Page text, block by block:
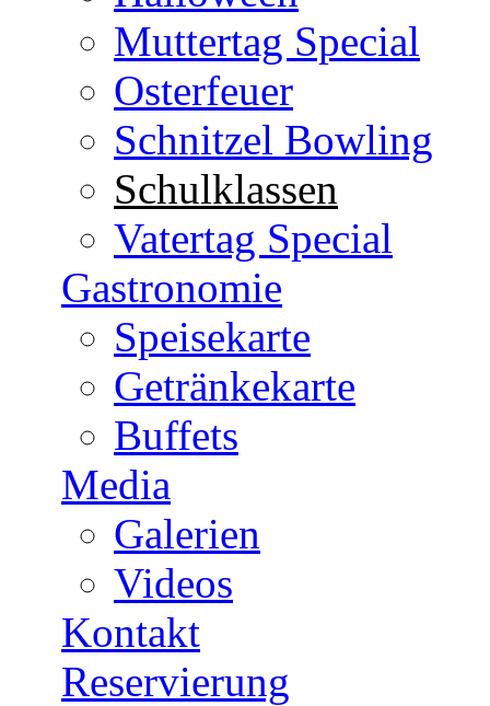
Muttertag Special
Osterfeuer
Schnitzel Bowling
Schulklassen
Vatertag Special
Gastronomie
Speisekarte
Getränkekarte
Buffets
Media
Galerien
Videos
Kontakt
Reservierung